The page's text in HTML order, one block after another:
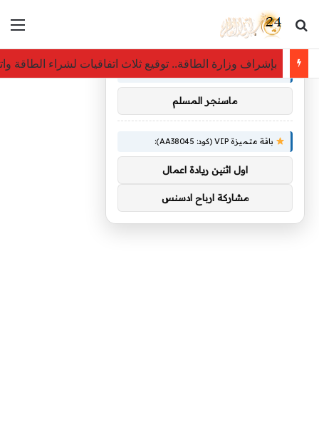
بحث عن
بإشراف وزارة الطاقة.. توقيع ثلاث اتفاقيات لشراء
توصيات :
باقة متميزة VIP (كود: AA26790):
ماسنجر المسلم
باقة متميزة VIP (كود: AA38045):
اول اثنين ريادة اعمال
مشاركة ارباح ادسنس